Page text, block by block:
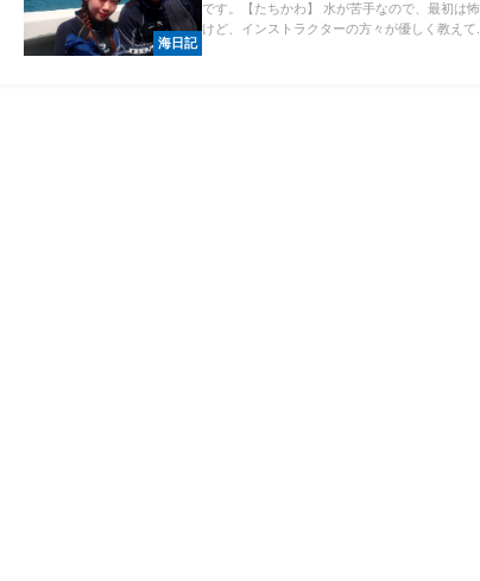
海日記
です。【たちかわ】 水が苦手なので、最初は
けど、インストラクターの方々が優しく教えて...